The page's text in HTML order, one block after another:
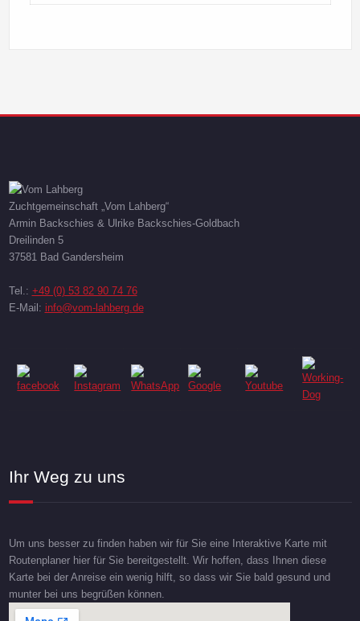
Zuchtgemeinschaft „Vom Lahberg“
Armin Backschies & Ulrike Backschies-Goldbach
Dreilinden 5
37581 Bad Gandersheim
Tel.: +49 (0) 53 82 90 74 76
E-Mail: info@vom-lahberg.de
Ihr Weg zu uns
Um uns besser zu finden haben wir für Sie eine Interaktive Karte mit
Routenplaner hier für Sie bereitgestellt. Wir hoffen, dass Ihnen diese
Karte bei der Anreise ein wenig hilft, so dass wir Sie bald gesund und
munter bei uns begrüßen können.